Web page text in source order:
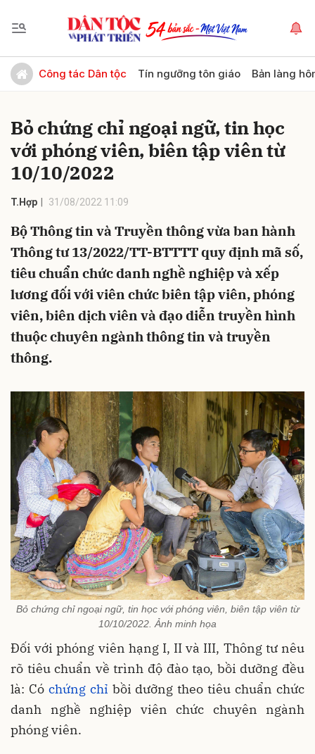
Công tác Dân tộc Tín ngưỡng tôn giáo Bản làng
Bỏ chứng chỉ ngoại ngữ, tin học
với phóng viên, biên tập viên từ
10/10/2022
T.Hợp 31/08/2022 11:09
Bộ Thông tin và Truyền thông vừa ban hành
Thông tư 13/2022/TT-BTTTT quy định mã số,
tiêu chuẩn chức danh nghề nghiệp và xếp
lương đối với viên chức biên tập viên, phóng
viên, biên dịch viên và đạo diễn truyền hình
thuộc chuyên ngành thông tin và truyền
thông.
Bỏ chứng chỉ ngoại ngữ, tin học với phóng viên, biên tập viên từ
10/10/2022. Ảnh minh họa
Đối với phóng viên hạng I, II và III, Thông tư nêu
rõ tiêu chuẩn về trình độ đào tạo, bồi dưỡng đều
là: Có chứng chỉ bồi dưỡng theo tiêu chuẩn chức
danh nghề nghiệp viên chức chuyên ngành
phóng viên.
Gửi bình luận